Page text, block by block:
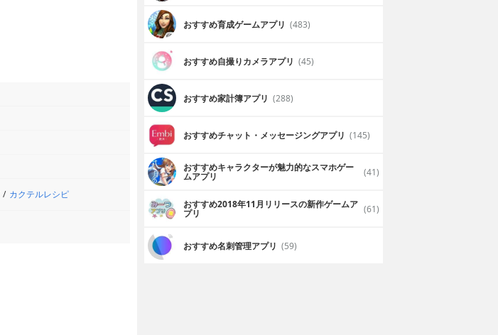
カクテルレシピ
おすすめ育成ゲームアプリ (483)
おすすめ自撮りカメラアプリ (45)
おすすめ家計簿アプリ (288)
おすすめチャット・メッセージングアプリ (145)
おすすめキャラクターが魅力的なスマホゲー
ムアプリ (41)
おすすめ2018年11月リリースの新作ゲームア
プリ (61)
おすすめ名刺管理アプリ (59)